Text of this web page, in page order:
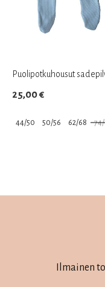
tuotteen
sivulla.
Puolipotkuhousut
25,00€
44/50 50/56 62/68
useampi
Ilmainen